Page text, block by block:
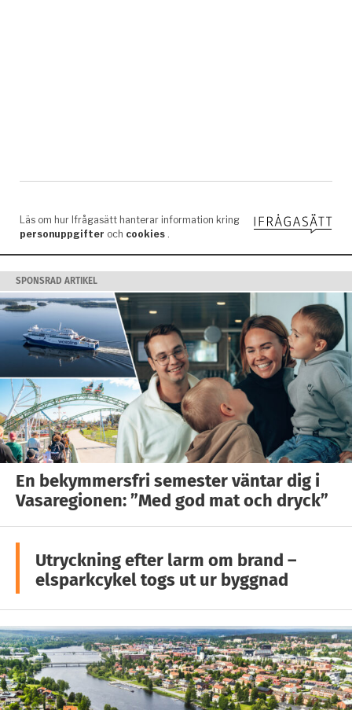
SPONSRAD ARTIKEL
En bekymmersfri semester väntar dig i
Vasaregionen: ”Med god mat och dryck”
Utryckning efter larm om brand –
elsparkcykel togs ut ur byggnad